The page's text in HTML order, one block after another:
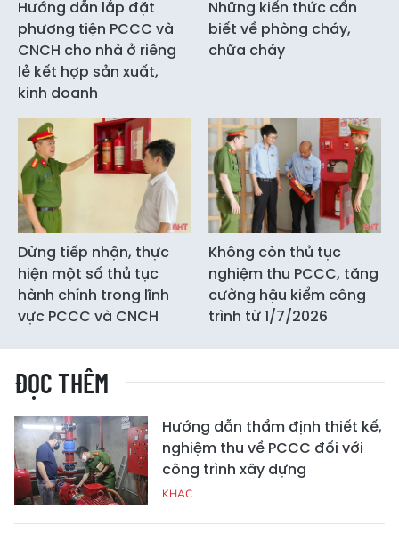
Hướng dẫn lắp đặt
phương tiện PCCC và
CNCH cho nhà ở riêng
lẻ kết hợp sản xuất,
kinh doanh
Những kiến thức cần
biết về phòng cháy,
chữa cháy
Dừng tiếp nhận, thực
hiện một số thủ tục
hành chính trong lĩnh
vực PCCC và CNCH
Không còn thủ tục
nghiệm thu PCCC, tăng
cường hậu kiểm công
trình từ 1/7/2026
ĐỌC THÊM
Hướng dẫn thẩm định thiết kế,
nghiệm thu về PCCC đối với
công trình xây dựng
KHAC